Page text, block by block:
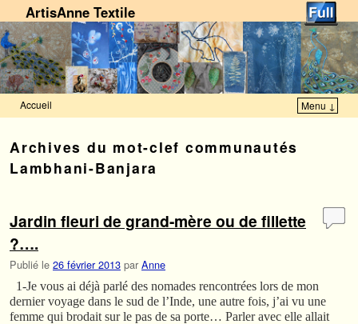
ArtisAnne Textile
Accueil Menu ↓
Archives du mot-clef communautés
Lambhani-Banjara
Jardin fleuri de grand-mère ou de fillette
?….
Publié le 26 février 2013 par Anne
1-Je vous ai déjà parlé des nomades rencontrées lors de mon
dernier voyage dans le sud de l’Inde, une autre fois, j’ai vu une
femme qui brodait sur le pas de sa porte… Parler avec elle allait